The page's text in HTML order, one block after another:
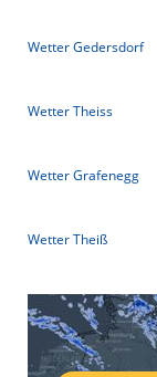
Wetter Gedersdorf
Wetter Theiss
Wetter Grafenegg
Wetter Theiß